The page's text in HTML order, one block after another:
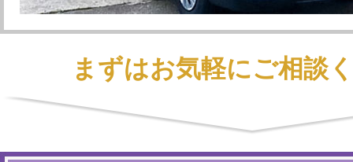
まずはお気軽にご相談